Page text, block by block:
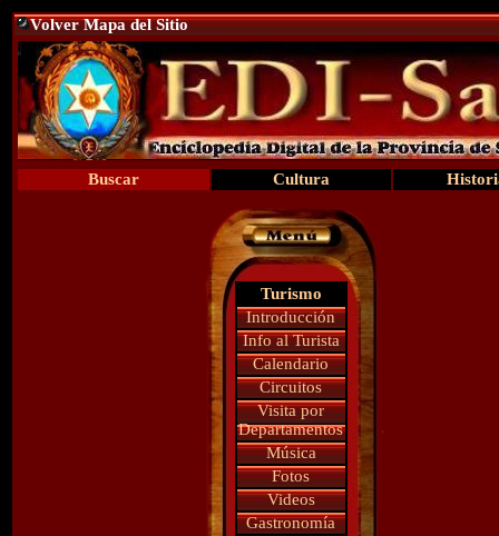
Volver Mapa del Sitio
Buscar Cultura
Turismo
Introducción
Info al Turista
Calendario
Circuitos
Visita por
Departamentos
Música
Fotos
Videos
Gastronomía